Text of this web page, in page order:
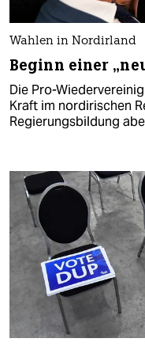
Wahlen in Nordirland
Beginn einer
Die Pro-
Kraft im nordirischen
Regierungsbildung